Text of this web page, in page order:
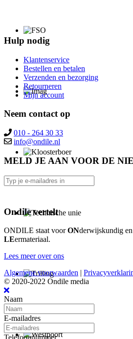
Hulp nodig
Klantenservice
Bestellen en betalen
Verzenden en bezorging
Retourneren
Mijn account
Neem contact op
010 - 264 30 33
MELD JE AAN VOOR DE
Ondile vertelt
ONDILE staat voorONderwijskundig en
LEermateriaal.
Lees meer over ons
Algemene voorwaarden |
© 2020-2022 Ondile media
Naam
E-mailadres